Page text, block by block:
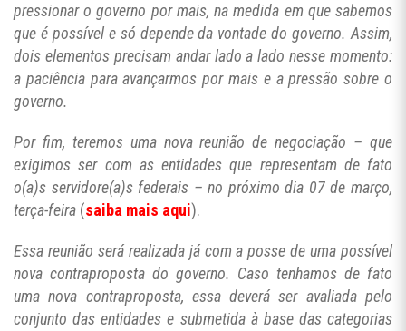
pressionar o governo por mais, na medida em que sabemos
que é possível e só depende da vontade do governo. Assim,
dois elementos precisam andar lado a lado nesse momento:
a paciência para avançarmos por mais e a pressão sobre o
governo.
Por fim, teremos uma nova reunião de negociação – que
exigimos ser com as entidades que representam de fato
o(a)s servidore(a)s federais – no próximo dia 07 de março,
terça-feira (saiba mais aqui).
Essa reunião será realizada já com a posse de uma possível
nova contraproposta do governo. Caso tenhamos de fato
uma nova contraproposta, essa deverá ser avaliada pelo
conjunto das entidades e submetida à base das categorias